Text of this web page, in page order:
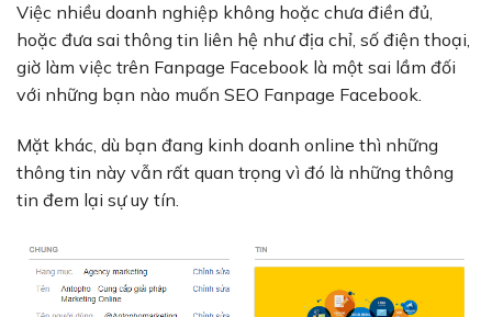
Việc nhiều doanh nghiệp không hoặc chưa điền đủ,
hoặc đưa sai thông tin liên hệ như địa chỉ, số điện thoại,
giờ làm việc trên Fanpage Facebook là một sai lầm đối
với những bạn nào muốn SEO Fanpage Facebook.
Mặt khác, dù bạn đang kinh doanh online thì những
thông tin này vẫn rất quan trọng vì đó là những thông
tin đem lại sự uy tín.